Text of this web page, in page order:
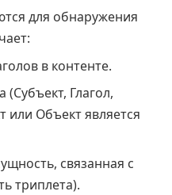
для обнаружения
в контенте.
Глагол,
или Объект является
связанная с
триплета).